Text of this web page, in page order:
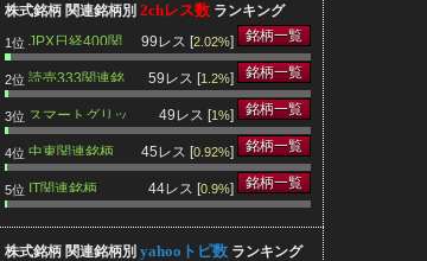
株式銘柄 関連銘柄別 2chレス数 ランキング
1位 JPX日経400関
連銘柄
99レス [2.02%] 銘柄一覧
2位 読売333関連銘
柄
59レス [1.2%] 銘柄一覧
3位 スマートグリッ
ド関連銘柄
49レス [1%] 銘柄一覧
4位 中東関連銘柄 45レス [0.92%] 銘柄一覧
5位 IT関連銘柄 44レス [0.9%] 銘柄一覧
株式銘柄 関連銘柄別 yahooトピ数 ランキング